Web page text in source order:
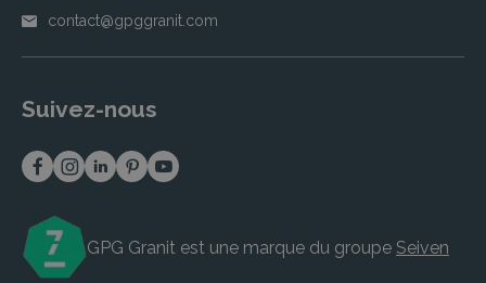
contact@gpggranit.com
Suivez-nous
GPG Granit est une marque du groupe Seiven